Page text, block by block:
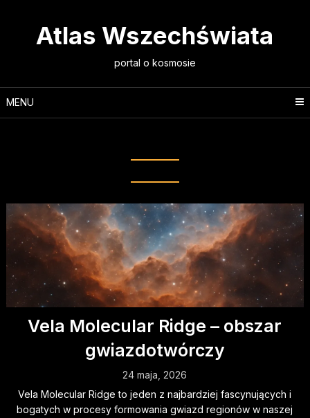
Atlas Wszechświata
portal o kosmosie
MENU
Vela Molecular Ridge – obszar
gwiazdotwórczy
24 maja, 2026
Vela Molecular Ridge to jeden z najbardziej fascynujących i
bogatych w procesy formowania gwiazd regionów w naszej